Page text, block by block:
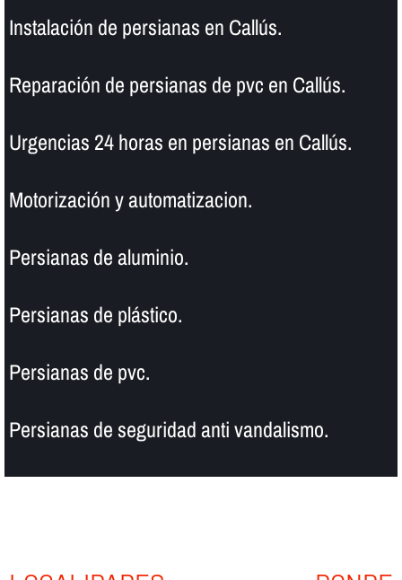
Instalación de persianas en Callús.
Reparación de persianas de pvc en Callús.
Urgencias 24 horas en persianas en Callús.
Motorización y automatizacion.
Persianas de aluminio.
Persianas de plástico.
Persianas de pvc.
Persianas de seguridad anti vandalismo.